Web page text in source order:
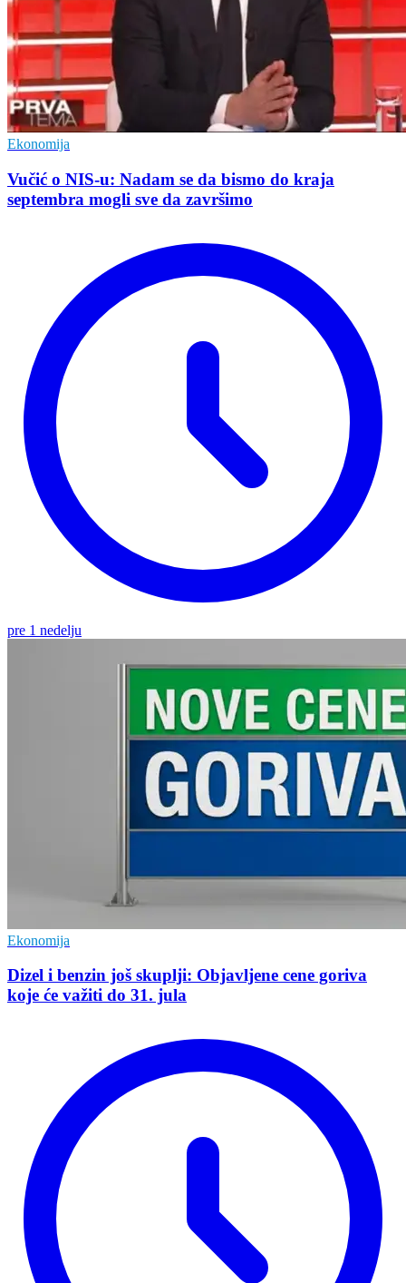
Ekonomija
Vučić o NIS-u: Nadam se da bismo do kraja
septembra mogli sve da završimo
pre 1 nedelju
Ekonomija
Dizel i benzin još skuplji: Objavljene cene goriva
koje će važiti do 31. jula